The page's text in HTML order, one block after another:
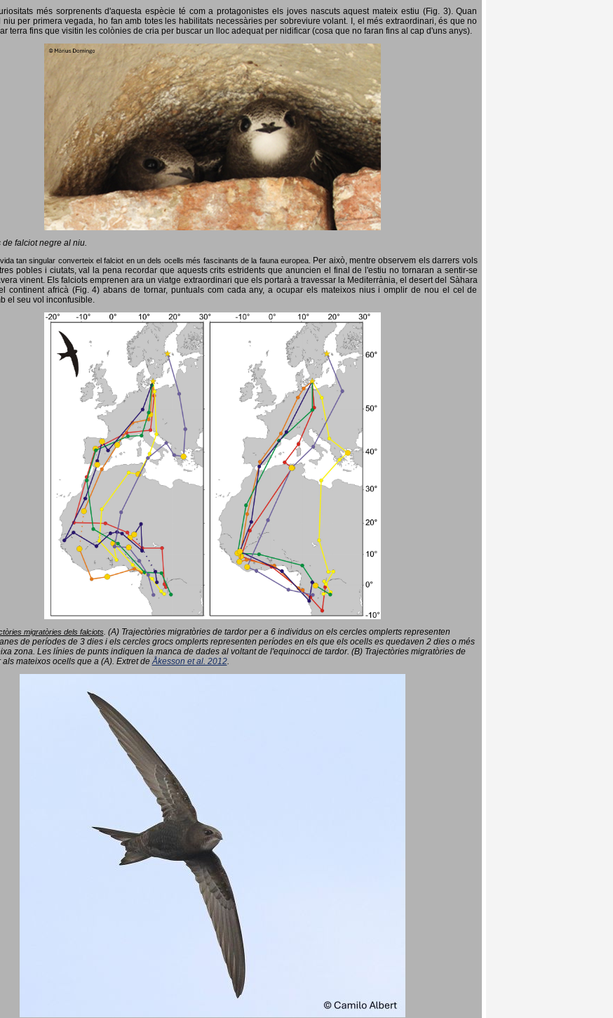
més sorprenents d'aquesta espècie té com a protagonistes els joves nascuts aquest mateix estiu (Fig. 3). Quan
per primera vegada, ho fan amb totes les habilitats necessàries per sobreviure volant. I, el més extraordinari, és que no
terra fins que visitin les colònies de cria per buscar un lloc adequat per nidificar (cosa que no faran fins al cap d'uns anys).
de falciot negre al niu.
tan singular converteix el falciot en un dels ocells més fascinants de la fauna europea. Per això, mentre observem els darrers vols
pobles i ciutats, val la pena recordar que aquests crits estridents que anuncien el final de l'estiu no tornaran a sentir-se
vinent. Els falciots emprenen ara un viatge extraordinari que els portarà a travessar la Mediterrània, el desert del Sàhara
continent africà (Fig. 4) abans de tornar, puntuals com cada any, a ocupar els mateixos nius i omplir de nou el cel de
el seu vol inconfusible.
migratòries dels falciots. (A) Trajectòries migratòries de tardor per a 6 individus on els cercles omplerts representen
de períodes de 3 dies i els cercles grocs omplerts representen períodes en els que els ocells es quedaven 2 dies o més
zona. Les línies de punts indiquen la manca de dades al voltant de l'equinocci de tardor. (B) Trajectòries migratòries de
als mateixos ocells que a (A). Extret deÅkesson et al. 2012.